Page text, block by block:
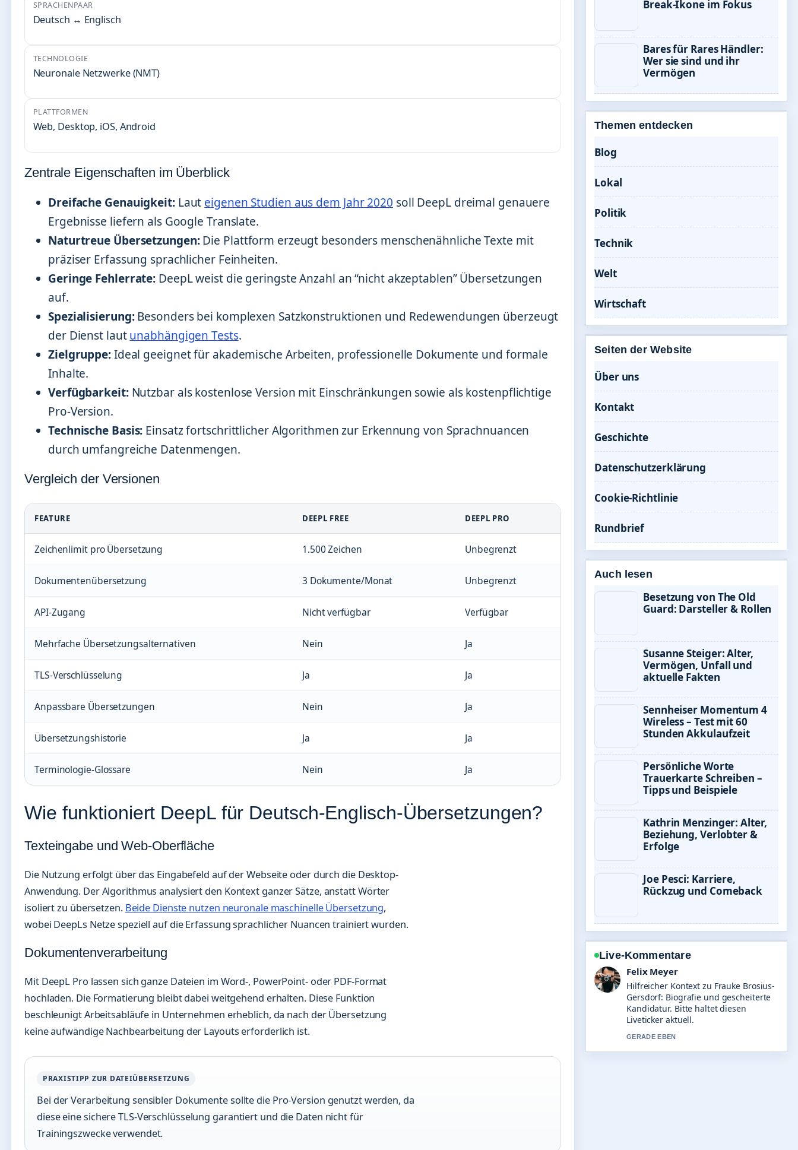
SPRACHENPAAR
Deutsch ↔ Englisch
TECHNOLOGIE
Neuronale Netzwerke (NMT)
PLATTFORMEN
Web, Desktop, iOS, Android
Zentrale Eigenschaften im Überblick
Dreifache Genauigkeit:Laut eigenen Studien aus dem Jahr 2020 soll DeepL dreimal genauere
Ergebnisse liefern als Google Translate.
Naturtreue Übersetzungen:Die Plattform erzeugt besonders menschenähnliche Texte mit
präziser Erfassung sprachlicher Feinheiten.
Geringe Fehlerrate: DeepL weist die geringste Anzahl an “nicht akzeptablen” Übersetzungen
auf.
Spezialisierung:Besonders bei komplexen Satzkonstruktionen und Redewendungen überzeugt
der Dienst lautunabhängigen Tests.
Zielgruppe:Ideal geeignet für akademische Arbeiten, professionelle Dokumente und formale
Inhalte.
Verfügbarkeit:Nutzbar als kostenlose Version mit Einschränkungen sowie als kostenpflichtige
Pro-Version.
Technische Basis: Einsatz fortschrittlicher Algorithmen zur Erkennung von Sprachnuancen
durch umfangreiche Datenmengen.
Vergleich der Versionen
FEATURE DEEPL FREE DEEPL PRO
Zeichenlimit pro Übersetzung 1.500 Zeichen Unbegrenzt
Dokumentenübersetzung 3 Dokumente/Monat Unbegrenzt
API-Zugang Nicht verfügbar Verfügbar
Mehrfache Übersetzungsalternativen Nein Ja
TLS-Verschlüsselung Ja Ja
Anpassbare Übersetzungen Nein Ja
Übersetzungshistorie Ja Ja
Terminologie-Glossare Nein Ja
Wie funktioniert DeepL für Deutsch-Englisch-Übersetzungen?
Texteingabe und Web-Oberfläche
Die Nutzung erfolgt über das Eingabefeld auf der Webseite oder durch die Desktop-
Anwendung. Der Algorithmus analysiert den Kontext ganzer Sätze, anstatt Wörter
isoliert zu übersetzen. Beide Dienste nutzen neuronale maschinelle Übersetzung,
wobei DeepLs Netze speziell auf die Erfassung sprachlicher Nuancen trainiert wurden.
Dokumentenverarbeitung
Mit DeepL Pro lassen sich ganze Dateien im Word-, PowerPoint- oder PDF-Format
hochladen. Die Formatierung bleibt dabei weitgehend erhalten. Diese Funktion
beschleunigt Arbeitsabläufe in Unternehmen erheblich, da nach der Übersetzung
keine aufwändige Nachbearbeitung der Layouts erforderlich ist.
PRAXISTIPP ZUR DATEIÜBERSETZUNG
Bei der Verarbeitung sensibler Dokumente sollte die Pro-Version genutzt werden, da
diese eine sichere TLS-Verschlüsselung garantiert und die Daten nicht für
Trainingszwecke verwendet.
Break-Ikone im Fokus
Bares für Rares Händler:
Wer sie sind und ihr
Vermögen
Themen entdecken
Blog
Lokal
Politik
Technik
Welt
Wirtschaft
Seiten der Website
Über uns
Kontakt
Geschichte
Datenschutzerklärung
Cookie-Richtlinie
Rundbrief
Auch lesen
Besetzung von The Old
Guard: Darsteller & Rollen
Susanne Steiger: Alter,
Vermögen, Unfall und
aktuelle Fakten
Sennheiser Momentum 4
Wireless – Test mit 60
Stunden Akkulaufzeit
Persönliche Worte
Trauerkarte Schreiben –
Tipps und Beispiele
Kathrin Menzinger: Alter,
Beziehung, Verlobter &
Erfolge
Joe Pesci: Karriere,
Rückzug und Comeback
Live-Kommentare
Laura Becker
Die Berichterstattung zu Julian Benz:
Alter, Beruf, Gage und
Beziehungsstatus wirkt solide und
sehr gut nachvollziehbar.
3 MIN ZUVOR